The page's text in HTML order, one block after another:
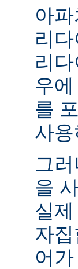
아
리
리
우
를
사
그
을
실
자
어